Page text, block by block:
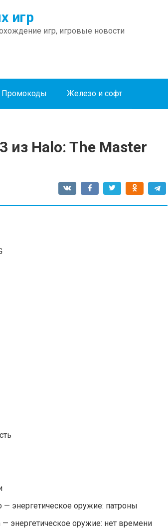
игр
игр, игровые новости
Промокоды Железо и софт
из Halo: The Master
— энергетическое оружие: патроны
— энергетическое оружие: нет времени